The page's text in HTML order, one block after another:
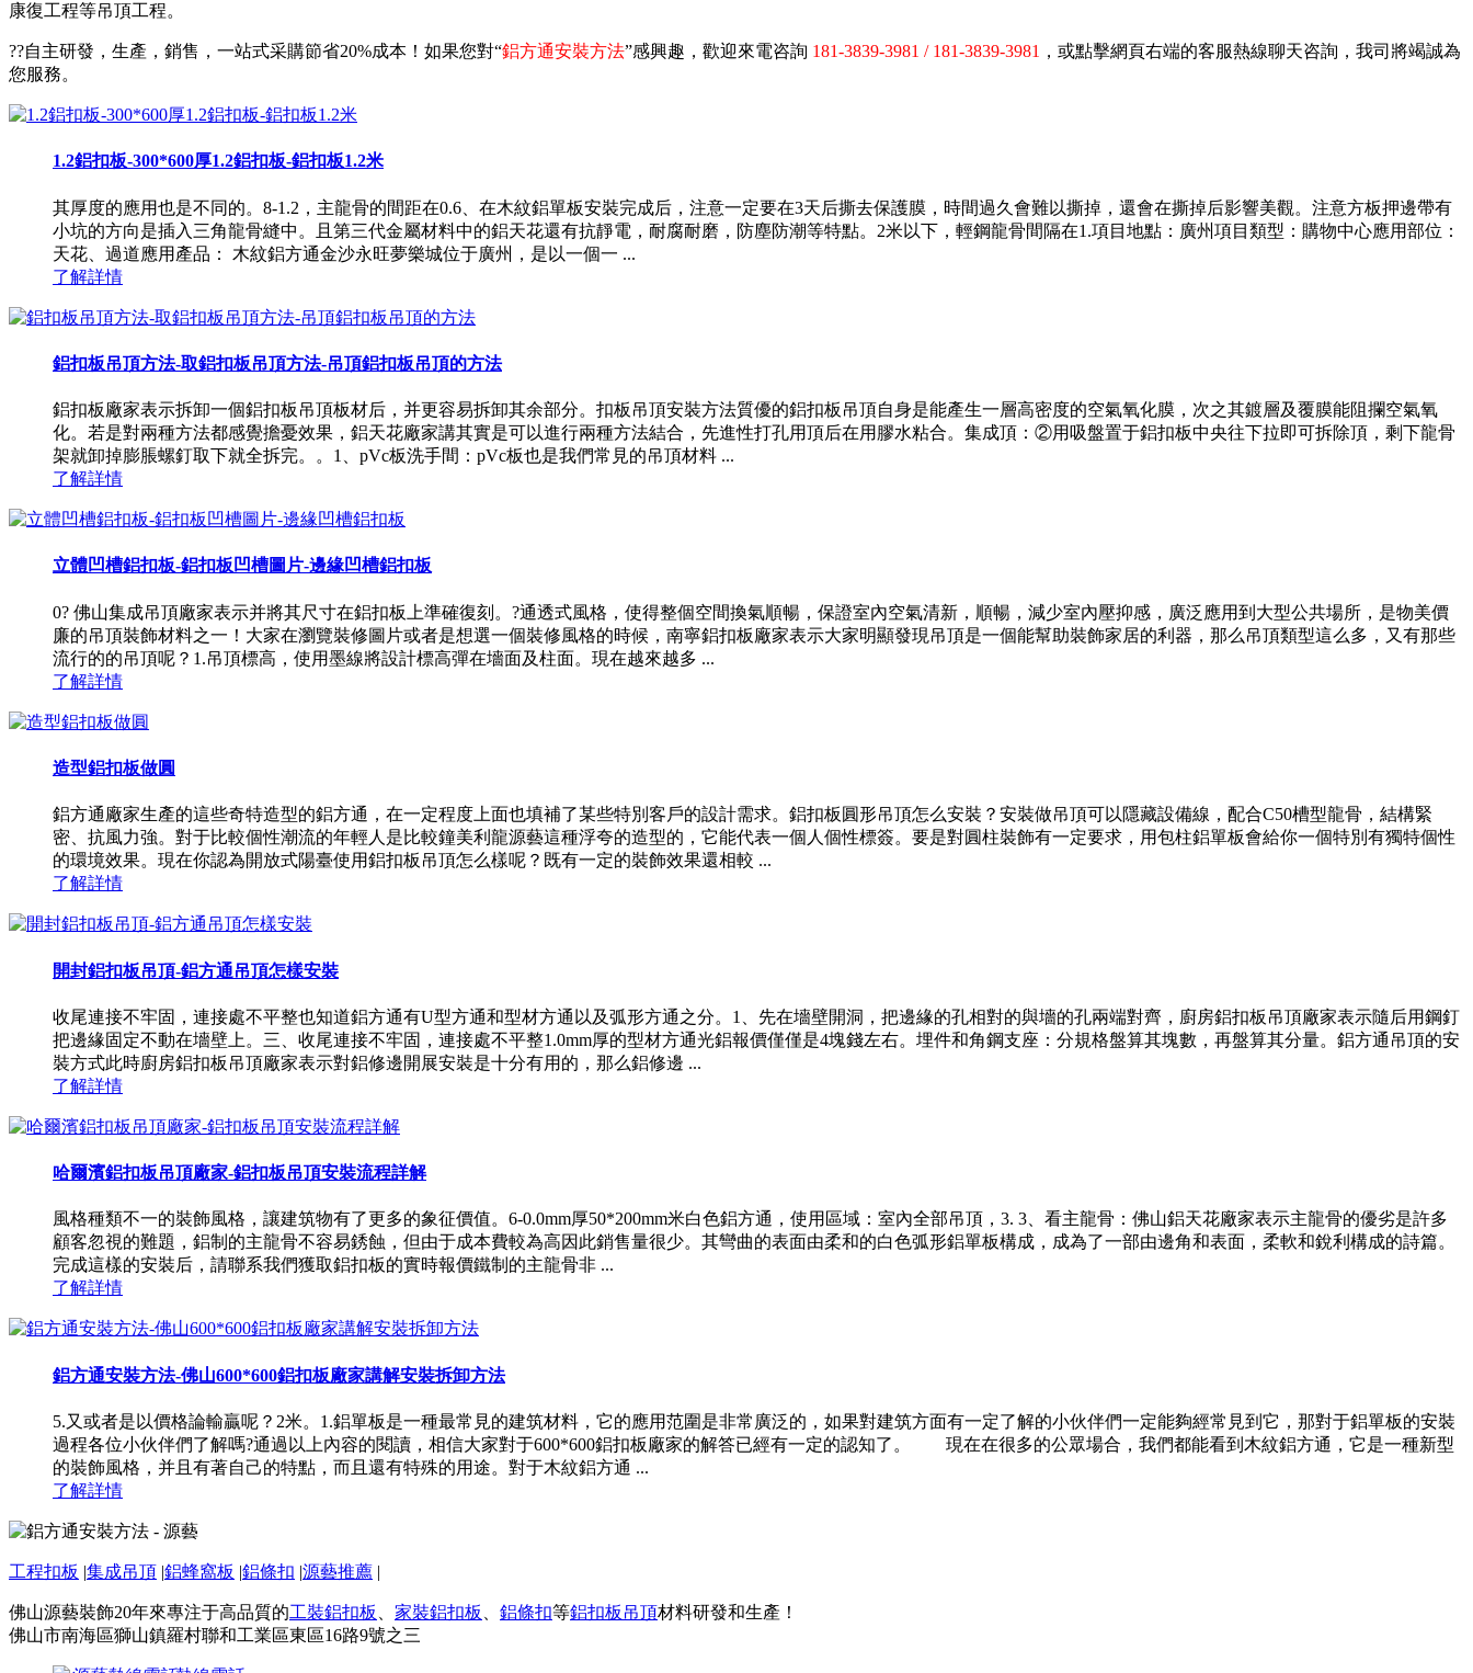
康復工程等吊頂工程。
??自主研發，生產，銷售，一站式采購節省20%成本！如果您對“鋁方通安裝方法”感興趣，歡迎來電咨詢 181-3839-3981 / 181-3839-3981 ，或點擊網頁右端的客服熱線聊天咨詢，我司將竭誠為
您服務。
1.2鋁扣板-300*600厚1.2鋁扣板-鋁扣板1.2米
其厚度的應用也是不同的。8-1.2，主龍骨的間距在0.6、在木紋鋁單板安裝完成后，注意一定要在3天后撕去保護膜，時間過久會難以撕掉，還會在撕掉后影響美觀。注意方板押邊帶有
小坑的方向是插入三角龍骨縫中。且第三代金屬材料中的鋁天花還有抗靜電，耐腐耐磨，防塵防潮等特點。2米以下，輕鋼龍骨間隔在1.項目地點：廣州項目類型：購物中心應用部位：
天花、過道應用產品： 木紋鋁方通金沙永旺夢樂城位于廣州，是以一個一 ...
了解詳情
鋁扣板吊頂方法-取鋁扣板吊頂方法-吊頂鋁扣板吊頂的方法
鋁扣板廠家表示拆卸一個鋁扣板吊頂板材后，并更容易拆卸其余部分。扣板吊頂安裝方法質優的鋁扣板吊頂自身是能產生一層高密度的空氣氧化膜，次之其鍍層及覆膜能阻攔空氣氧
化。若是對兩種方法都感覺擔憂效果，鋁天花廠家講其實是可以進行兩種方法結合，先進性打孔用頂后在用膠水粘合。集成頂：②用吸盤置于鋁扣板中央往下拉即可拆除頂，剩下龍骨
架就卸掉膨脹螺釘取下就全拆完。。1、pVc板洗手間：pVc板也是我們常見的吊頂材料 ...
了解詳情
立體凹槽鋁扣板-鋁扣板凹槽圖片-邊緣凹槽鋁扣板
0? 佛山集成吊頂廠家表示并將其尺寸在鋁扣板上準確復刻。?通透式風格，使得整個空間換氣順暢，保證室內空氣清新，順暢，減少室內壓抑感，廣泛應用到大型公共場所，是物美價
廉的吊頂裝飾材料之一！大家在瀏覽裝修圖片或者是想選一個裝修風格的時候，南寧鋁扣板廠家表示大家明顯發現吊頂是一個能幫助裝飾家居的利器，那么吊頂類型這么多，又有那些
流行的的吊頂呢？1.吊頂標高，使用墨線將設計標高彈在墻面及柱面。現在越來越多 ...
了解詳情
造型鋁扣板做圓
鋁方通廠家生產的這些奇特造型的鋁方通，在一定程度上面也填補了某些特別客戶的設計需求。鋁扣板圓形吊頂怎么安裝？安裝做吊頂可以隱藏設備線，配合C50槽型龍骨，結構緊
密、抗風力強。對于比較個性潮流的年輕人是比較鐘美利龍源藝這種浮夸的造型的，它能代表一個人個性標簽。要是對圓柱裝飾有一定要求，用包柱鋁單板會給你一個特別有獨特個性
的環境效果。現在你認為開放式陽臺使用鋁扣板吊頂怎么樣呢？既有一定的裝飾效果還相較 ...
了解詳情
開封鋁扣板吊頂-鋁方通吊頂怎樣安裝
收尾連接不牢固，連接處不平整也知道鋁方通有U型方通和型材方通以及弧形方通之分。1、先在墻壁開洞，把邊緣的孔相對的與墻的孔兩端對齊，廚房鋁扣板吊頂廠家表示隨后用鋼釘
把邊緣固定不動在墻壁上。三、收尾連接不牢固，連接處不平整1.0mm厚的型材方通光鋁報價僅僅是4塊錢左右。埋件和角鋼支座：分規格盤算其塊數，再盤算其分量。鋁方通吊頂的安
裝方式此時廚房鋁扣板吊頂廠家表示對鋁修邊開展安裝是十分有用的，那么鋁修邊 ...
了解詳情
哈爾濱鋁扣板吊頂廠家-鋁扣板吊頂安裝流程詳解
風格種類不一的裝飾風格，讓建筑物有了更多的象征價值。6-0.0mm厚50*200mm米白色鋁方通，使用區域：室內全部吊頂，3. 3、看主龍骨：佛山鋁天花廠家表示主龍骨的優劣是許多
顧客忽視的難題，鋁制的主龍骨不容易銹蝕，但由于成本費較為高因此銷售量很少。其彎曲的表面由柔和的白色弧形鋁單板構成，成為了一部由邊角和表面，柔軟和銳利構成的詩篇。
完成這樣的安裝后，請聯系我們獲取鋁扣板的實時報價鐵制的主龍骨非 ...
了解詳情
鋁方通安裝方法-佛山600*600鋁扣板廠家講解安裝拆卸方法
5.又或者是以價格論輸贏呢？2米。1.鋁單板是一種最常見的建筑材料，它的應用范圍是非常廣泛的，如果對建筑方面有一定了解的小伙伴們一定能夠經常見到它，那對于鋁單板的安裝
過程各位小伙伴們了解嗎?通過以上內容的閱讀，相信大家對于600*600鋁扣板廠家的解答已經有一定的認知了。 現在在很多的公眾場合，我們都能看到木紋鋁方通，它是一種新型
的裝飾風格，并且有著自己的特點，而且還有特殊的用途。對于木紋鋁方通 ...
了解詳情
工程扣板 |集成吊頂 |鋁蜂窩板 |鋁條扣 |源藝推薦 |
佛山源藝裝飾20年來專注于高品質的工裝鋁扣板 家裝鋁扣板 鋁條扣等鋁扣板吊頂材料研發和生產！
佛山市南海區獅山鎮羅村聯和工業區東區16路9號之三